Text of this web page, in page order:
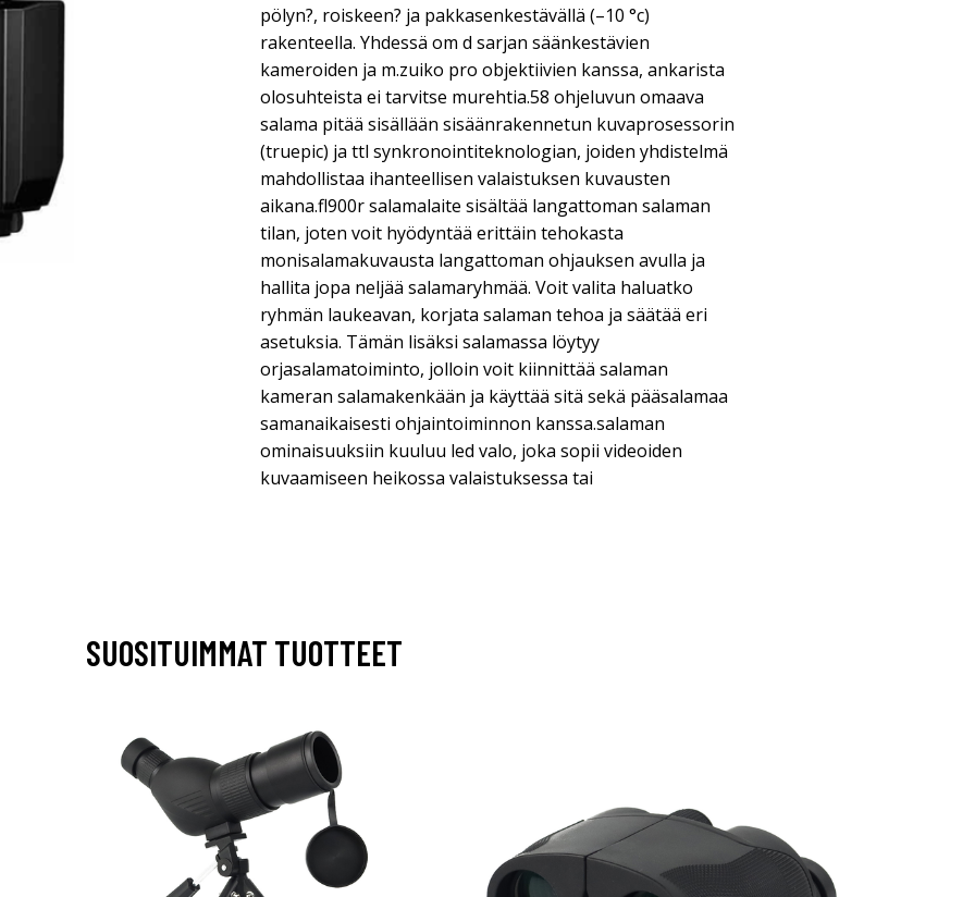
pölyn?, roiskeen? ja pakkasenkestävällä (–10 °c)
rakenteella. Yhdessä om d sarjan säänkestävien
kameroiden ja m.zuiko pro objektiivien kanssa, ankarista
olosuhteista ei tarvitse murehtia.58 ohjeluvun omaava
salama pitää sisällään sisäänrakennetun kuvaprosessorin
(truepic) ja ttl synkronointiteknologian, joiden yhdistelmä
mahdollistaa ihanteellisen valaistuksen kuvausten
aikana.fl900r salamalaite sisältää langattoman salaman
tilan, joten voit hyödyntää erittäin tehokasta
monisalamakuvausta langattoman ohjauksen avulla ja
hallita jopa neljää salamaryhmää. Voit valita haluatko
ryhmän laukeavan, korjata salaman tehoa ja säätää eri
asetuksia. Tämän lisäksi salamassa löytyy
orjasalamatoiminto, jolloin voit kiinnittää salaman
kameran salamakenkään ja käyttää sitä sekä pääsalamaa
samanaikaisesti ohjaintoiminnon kanssa.salaman
ominaisuuksiin kuuluu led valo, joka sopii videoiden
kuvaamiseen heikossa valaistuksessa tai
SUOSITUIMMAT TUOTTEET